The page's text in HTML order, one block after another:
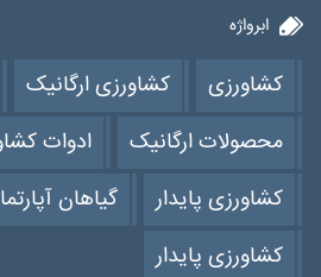
ابرواژه
کشاورزی کشاورزی ارگانیک
محصولات ارگانیک
ادوات
کشاورزی پایدار
گیاهان
کشاورزی پایدار